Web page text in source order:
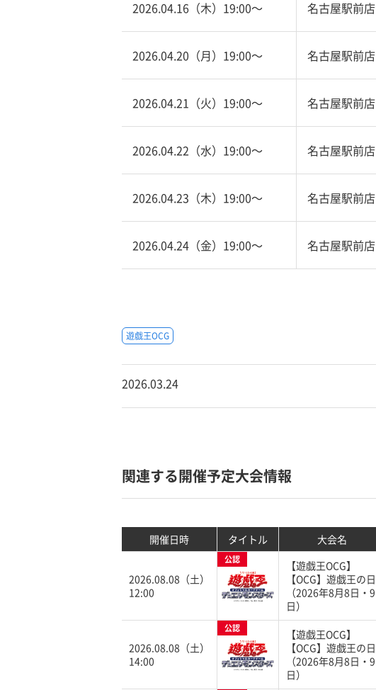
2026.04.16（木）19:00〜 名古屋駅前店
2026.04.20（月）19:00〜 名古屋駅前店
2026.04.21（火）19:00〜 名古屋駅前店
2026.04.22（水）19:00〜 名古屋駅前店
2026.04.23（木）19:00〜 名古屋駅前店
2026.04.24（金）19:00〜 名古屋駅前店
遊戯王OCG
2026.03.24
関連する開催予定大会情報
開催日時 タイトル 大会名
2026.08.08（土）
12:00
公認
【遊戯王OCG】
【OCG】遊戯王の日
（2026年8月8日・9
日）
2026.08.08（土）
14:00
公認
【遊戯王OCG】
【OCG】遊戯王の日
（2026年8月8日・9
日）